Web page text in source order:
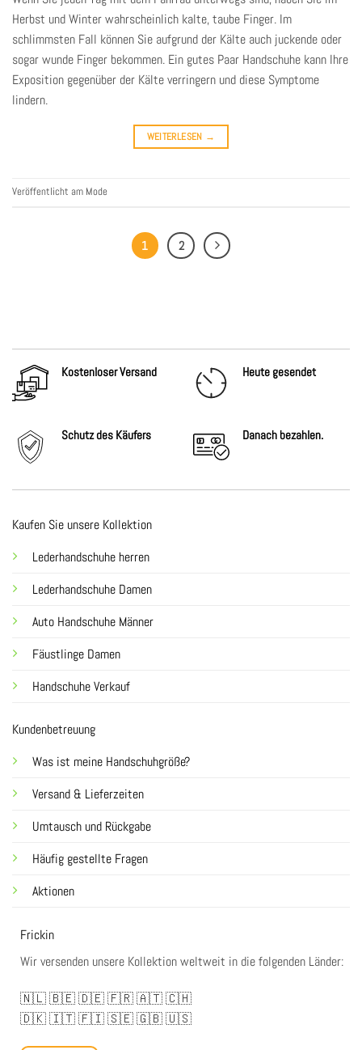
Herbst und Winter wahrscheinlich kalte, taube Finger. Im
schlimmsten Fall können Sie aufgrund der Kälte auch juckende oder
sogar wunde Finger bekommen. Ein gutes Paar Handschuhe kann Ihre
Exposition gegenüber der Kälte verringern und diese Symptome
lindern.
WEITERLESEN →
Veröffentlicht am Mode
1 2
Kostenloser Versand Heute gesendet
Schutz des Käufers Danachbezahlen.
Kaufen Sie unsere Kollektion
Lederhandschuhe herren
Lederhandschuhe Damen
Auto Handschuhe Männer
Fäustlinge Damen
Handschuhe Verkauf
Kundenbetreuung
Was ist meine Handschuhgröße?
Versand & Lieferzeiten
Umtausch und Rückgabe
Häufig gestellte Fragen
Aktionen
Frickin
Wir versenden unsere Kollektion weltweit in die folgenden Länder:
🇳🇱🇧🇪🇩🇪🇫🇷🇦🇹🇨🇭
🇩🇰🇮🇹🇫🇮🇸🇪🇬🇧🇺🇸